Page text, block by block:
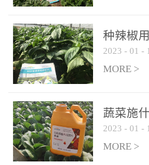
公顷/次)。2、花前花后或
生长前期︰冲施、滴灌2.5-
5kg/亩/次配合大量元素水
溶肥一起使用，花芽、花
苞饱满，座果率高。3、幼
施、滴灌2.5-5kg/亩/次配
合大量元素水溶肥一起使
用，促使果实膨大，果肉
饱满，品质好，果、枝健
种辣椒
2023 - 01 -
MORE >
蔬菜施
2023 - 01 -
MORE >